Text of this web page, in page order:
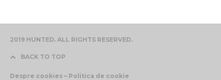
2019 HUNTED. ALL RIGHTS RESERVED.
BACK TO TOP
Despre cookies – Politica de cookie